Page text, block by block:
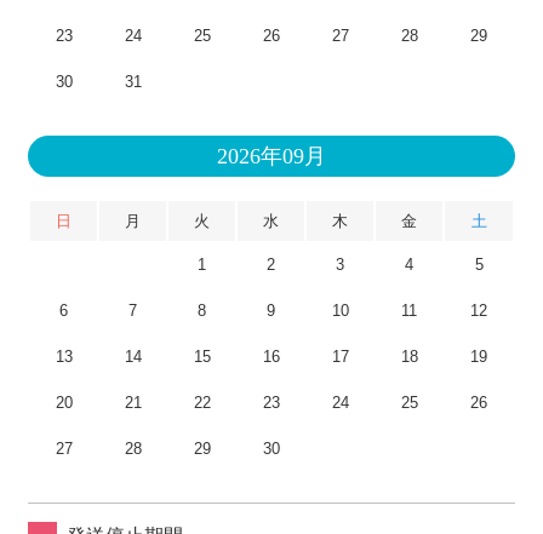
23 24 25 26 27 28 29
30 31
2026年09月
日 月 火 水 木 金 土
1 2 3 4 5
6 7 8 9 10 11 12
13 14 15 16 17 18 19
20 21 22 23 24 25 26
27 28 29 30